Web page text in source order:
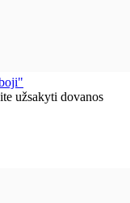
užsakyti dovanos